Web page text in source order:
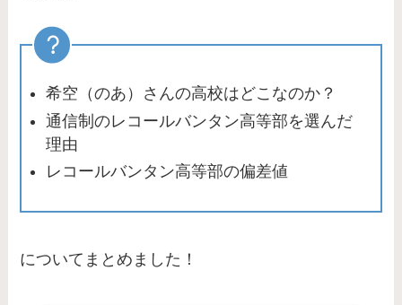
希空（のあ）さんの高校はどこなのか？
通信制のレコールバンタン高等部を選んだ
理由
レコールバンタン高等部の偏差値
についてまとめました！